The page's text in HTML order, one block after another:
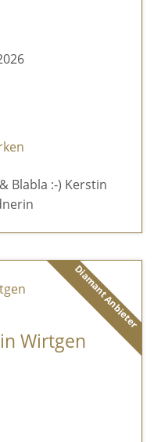
Blabla :-) Kerstin
Diamant Anbieter
Wirtgen